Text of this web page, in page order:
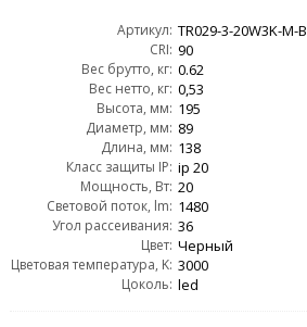
Артикул: TR029-3-20W3K-M-B
CRI: 90
Вес брутто, кг: 0.62
Вес нетто, кг: 0,53
Высота, мм: 195
Диаметр, мм: 89
Длина, мм: 138
Класс защиты IP: ip 20
Мощность, Вт: 20
Световой поток, lm: 1480
Угол рассеивания: 36
Цвет: Черный
Цветовая температура, K: 3000
Цоколь: led